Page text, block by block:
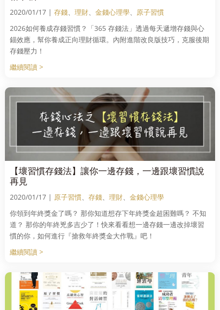
2020/01/17 | 存錢、 理財、 金錢心理學、 原子習慣
2026如何養成存錢習慣？「365 存錢法」透過每天遞增存錢與心
錨效應，幫你養成正向理財循環。內附進階改良版技巧，克服後期
存錢壓力！
繼續閱讀 >
【壞習慣存錢法】讓你一邊存錢，一邊跟壞習慣說
再見
2020/01/17 | 原子習慣、 存錢、 理財、 金錢心理學
你領到年終獎金了嗎？ 那你知道想存下年終獎金超困難嗎？ 不知
道？ 那你的年終兇多吉少了！快來看看想一邊存錢一邊改掉壞習
慣的你，如何進行『搶救年終獎金大作戰』吧！
繼續閱讀 >